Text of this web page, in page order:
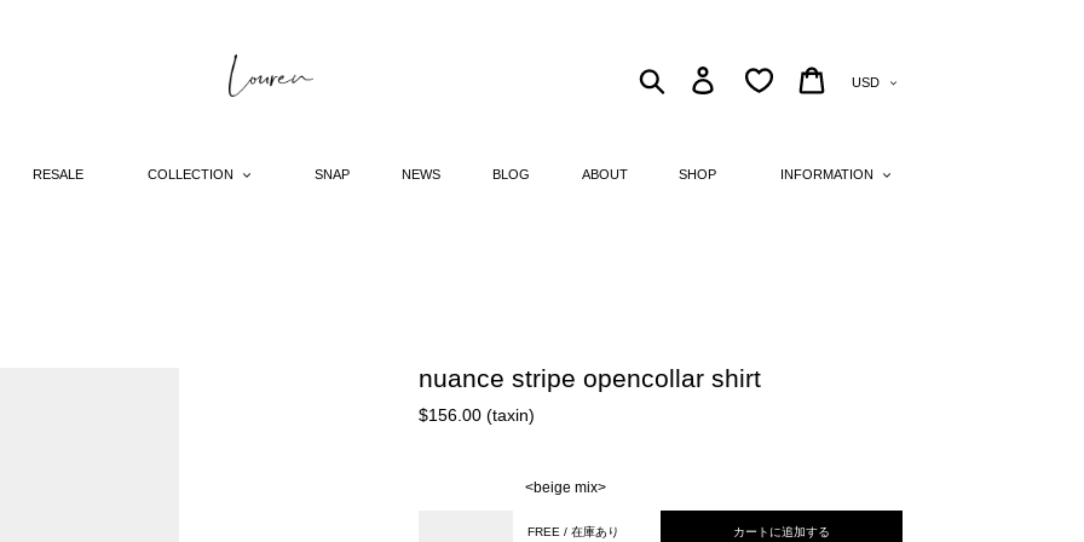
RESALE COLLECTION SNAP NEWS BLOG ABOUT SHOP INFORMATION
Search Log in Cart
nuance stripe opencollar shirt
Regular
$156.00 (taxin)
<beige mix>
FREE / 在庫あり カートに追加する